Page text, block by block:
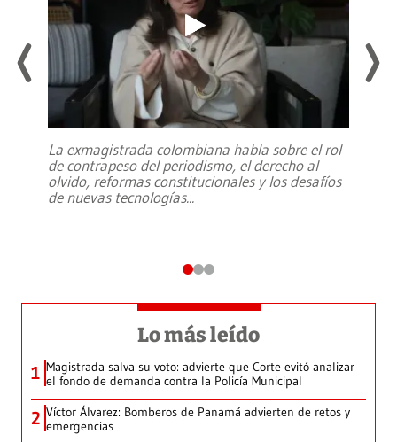
La exmagistrada colombiana habla sobre el rol
de contrapeso del periodismo, el derecho al
olvido, reformas constitucionales y los desafíos
de nuevas tecnologías...
Lo más leído
1 Magistrada salva su voto: advierte que Corte evitó analizar
el fondo de demanda contra la Policía Municipal
2 Víctor Álvarez: Bomberos de Panamá advierten de retos y
emergencias